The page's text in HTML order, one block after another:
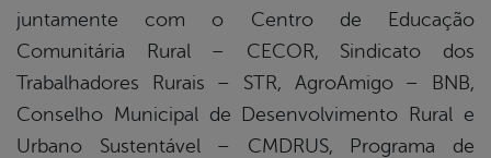
juntamente com o Centro de Educação
Comunitária Rural – CECOR, Sindicato dos
Trabalhadores Rurais – STR, AgroAmigo – BNB,
Conselho Municipal de Desenvolvimento Rural e
Urbano Sustentável – CMDRUS, Programa de